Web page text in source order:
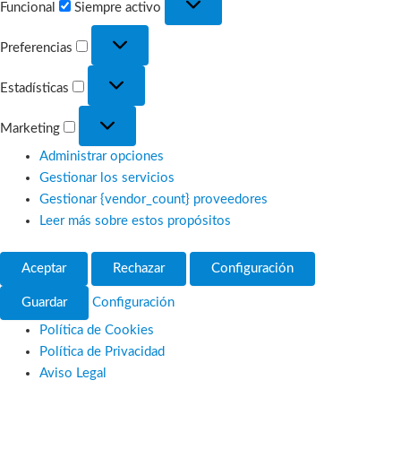
Funcional Siempre activo
Preferencias
Estadísticas
Marketing
Administrar opciones
Gestionar los servicios
Gestionar {vendor_count} proveedores
Leer más sobre estos propósitos
Aceptar Rechazar Configuración
Guardar Configuración
Política de Cookies
Política de Privacidad
Aviso Legal